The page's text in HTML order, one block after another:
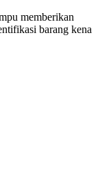
memberikan
barang kena